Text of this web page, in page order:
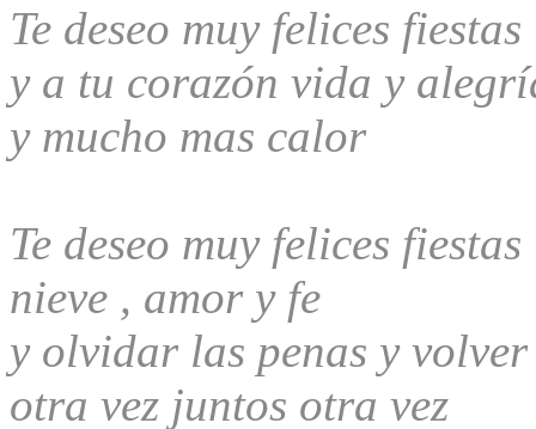
Te deseo muy felices fiestas
y a tu corazón vida y
y mucho mas calor
Te deseo muy felices fiestas
nieve , amor y fe
y olvidar las penas y volver
otra vez juntos otra vez